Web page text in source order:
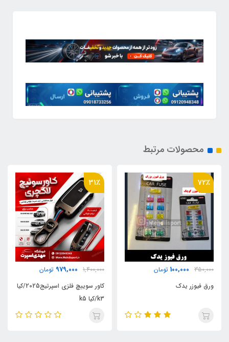
محصولات مرتبط
31٪
1,400,000
تومان
کاور سوییچ فلزی اسپرتیج2025/کیا
56٪
450,000
پک استیکر برچسب